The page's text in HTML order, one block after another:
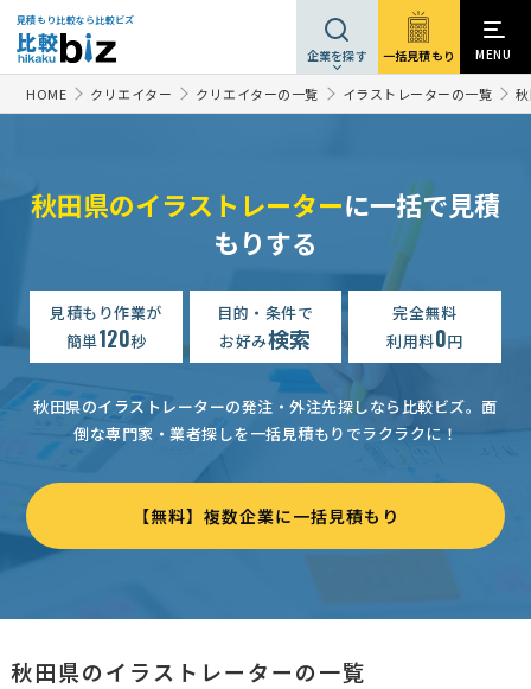
見積もり比較なら比較ビズ
企業を探す 一括見積もり MENU
HOME クリエイター クリエイターの一覧 イラストレーターの一覧
秋田県のイラストレーターに一括で見積
もりする
見積もり作業が
簡単120秒
目的・条件で
お好み検索
完全無料
利用料0円
秋田県のイラストレーターの発注・外注先探しなら比較ビズ。 面
倒な専門家・業者探しを一括見積もりでラクラクに！
【無料】複数企業に一括見積もり
秋田県のイラストレーターの一覧